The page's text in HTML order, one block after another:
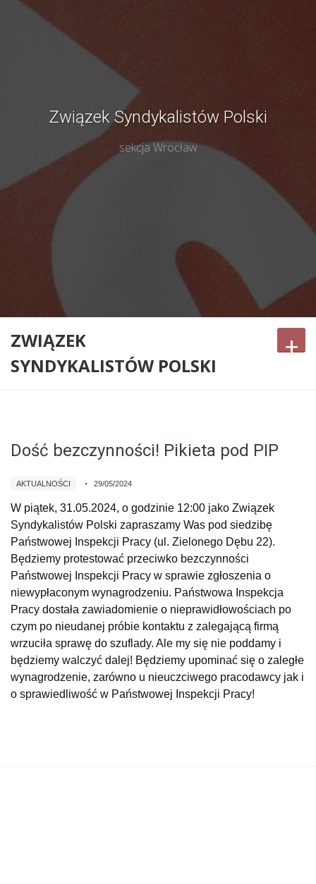
Związek Syndykalistów Polski
sekcja Wrocław
ZWIĄZEK
SYNDYKALISTÓW POLSKI
+
Dość bezczynności! Pikieta pod PIP
AKTUALNOŚCI 29/05/2024
W piątek, 31.05.2024, o godzinie 12:00 jako Związek
Syndykalistów Polski zapraszamy Was pod siedzibę
Państwowej Inspekcji Pracy (ul. Zielonego Dębu 22).
Będziemy protestować przeciwko bezczynności
Państwowej Inspekcji Pracy w sprawie zgłoszenia o
niewypłaconym wynagrodzeniu. Państwowa Inspekcja
Pracy dostała zawiadomienie o nieprawidłowościach po
czym po nieudanej próbie kontaktu z zalegającą firmą
wrzuciła sprawę do szuflady. Ale my się nie poddamy i
będziemy walczyć dalej! Będziemy upominać się o zaległe
wynagrodzenie, zarówno u nieuczciwego pracodawcy jak i
o sprawiedliwość w Państwowej Inspekcji Pracy!